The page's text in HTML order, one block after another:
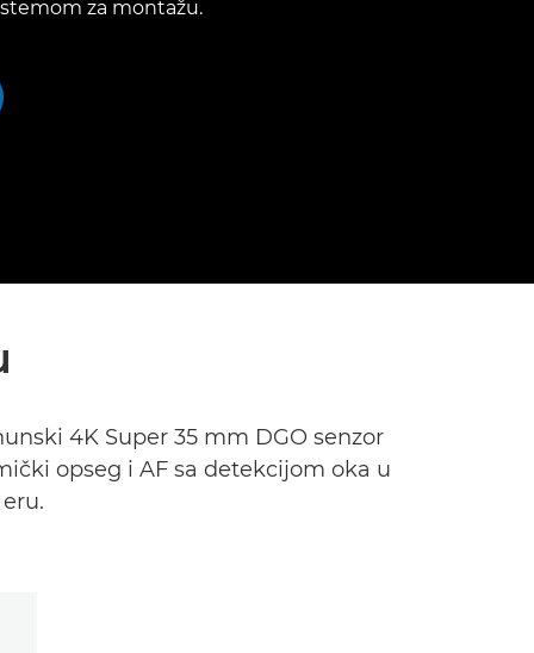
za montažu.
4K Super 35 mm DGO senzor
opseg i AF sa detekcijom oka u